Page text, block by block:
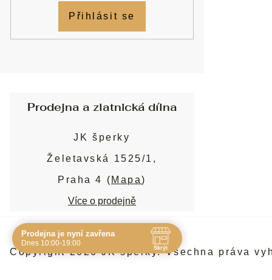
Přihlásit se
Prodejna a zlatnická dílna
JK šperky
Želetavská 1525/1,
Praha 4 ( Mapa)
Více o prodejně
Copyright 2026JK šperky. Všechna práva
Prodejna je nyní zavřena
Dnes 10:00-19:00
Skrýt
Navštivte nás osobně
Čas Pauza